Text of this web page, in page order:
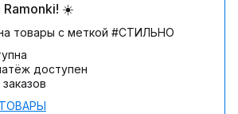
☀️
товары с меткой #СТИЛЬНО
доступен